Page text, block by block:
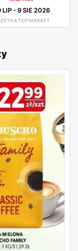
LIP-9 SIE 2026
TOP MARKET